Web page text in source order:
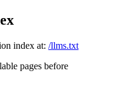
index at: /llms.txt
pages before